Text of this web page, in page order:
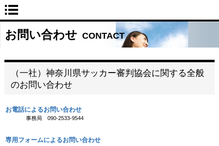
お問い合わせ CONTACT
（一社）神奈川県サッカー審判協会に関する全般
のお問い合わせ
お電話によるお問い合わせ
事務局 090-2533-9544
専用フォームによるお問い合わせ